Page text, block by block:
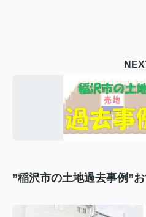
”稲沢市の土地過去事例”